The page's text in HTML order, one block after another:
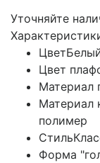
Уточняйте
Цвет
Цвет
Материал
Материал
полимер
Стиль
Форма